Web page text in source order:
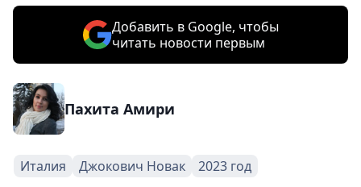
Добавить в Google, чтобы
читать новости первым
Пахита Амири
Италия Джокович Новак 2023 год